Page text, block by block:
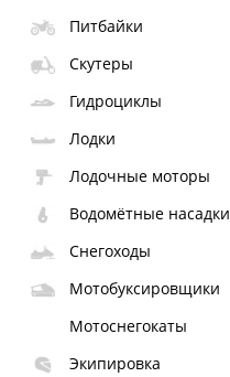
Питбайки
Скутеры
Гидроциклы
Лодки
Лодочные моторы
Водомётные насадки
Снегоходы
Мотобуксировщики
Мотоснегокаты
Экипировка